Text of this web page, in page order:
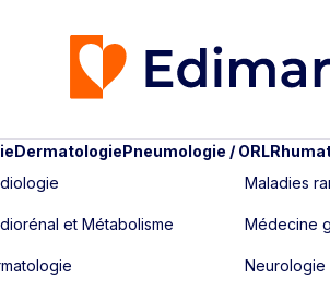
DermatologiePneumologie / ORL
et Métabolisme
Maladies
Médecine
Neurologie